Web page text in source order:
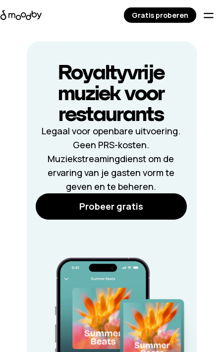
Royaltyvrije
muziek voor
restaurants
Legaal voor openbare uitvoering.
Geen PRS-kosten.
Muziekstreamingdienst om de
ervaring van je gasten vorm te
geven en te beheren.
Probeer gratis
Gratis proberen